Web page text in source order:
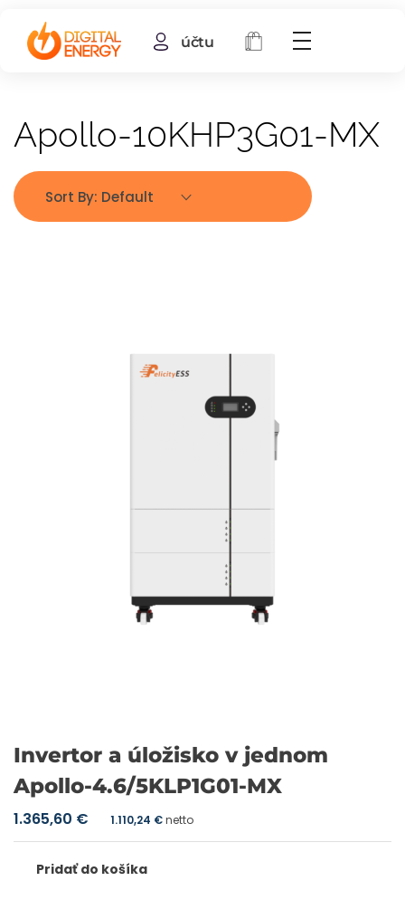
účtu
Apollo-10KHP3G01-MX
Sort By: Default
Invertor a úložisko v jednom
Apollo-4.6/5KLP1G01-MX
1.365,60 € 1.110,24 €netto
Pridať do košíka